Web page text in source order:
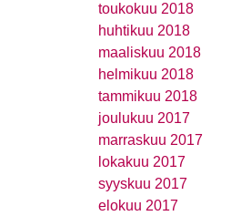
toukokuu 2018
huhtikuu 2018
maaliskuu 2018
helmikuu 2018
tammikuu 2018
joulukuu 2017
marraskuu 2017
lokakuu 2017
syyskuu 2017
elokuu 2017